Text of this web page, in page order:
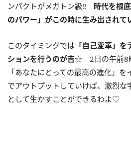
ンパクトがメガトン級!!
時代を根
のパワー」がこの時に生み出されて
このタイミングでは 「自己変革」
ションを行うのが吉☆ 2日の午前8
「あなたにとっての最高の進化」
でアウトプットしていけば、激烈な
として生かすことができるわよ♡